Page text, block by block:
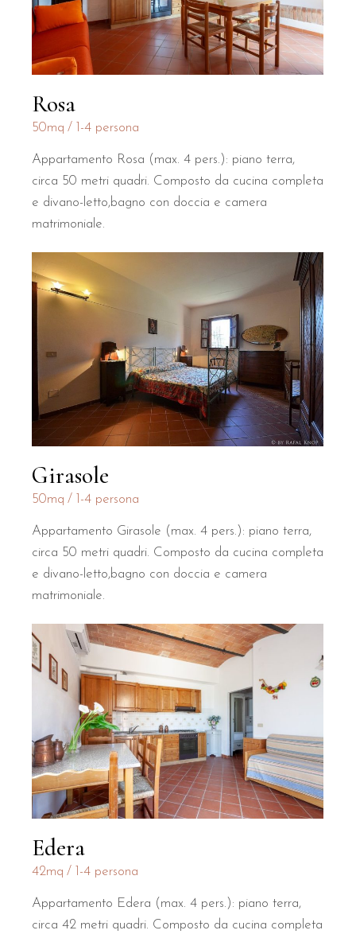
Rosa
50mq 1-4 persona
Appartamento Rosa (max. 4 pers.): piano terra,
circa 50 metri quadri. Composto da cucina completa
e divano-letto,bagno con doccia e camera
matrimoniale.
Girasole
50mq 1-4 persona
Appartamento Girasole (max. 4 pers.): piano terra,
circa 50 metri quadri. Composto da cucina completa
e divano-letto,bagno con doccia e camera
matrimoniale.
Edera
42mq 1-4 persona
Appartamento Edera (max. 4 pers.): piano terra,
circa 42 metri quadri. Composto da cucina completa